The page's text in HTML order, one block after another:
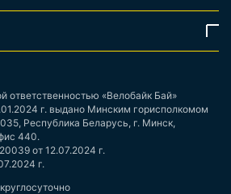
ответственностью «Велобайк Бай»
г. выдано Минским горисполкомом
Республика Беларусь, г. Минск,
440.
от 12.07.2024 г.
г.